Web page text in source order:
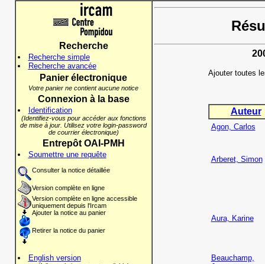
Recherche
Recherche simple
Recherche avancée
Panier électronique
Votre panier ne contient aucune notice
Connexion à la base
Identification
(Identifiez-vous pour accéder aux fonctions
de mise à jour. Utilisez votre login-password
de courrier électronique)
Entrepôt OAI-PMH
Soumettre une requête
Consulter la notice détaillée
Version complète en ligne
Version complète en ligne accessible
uniquement depuis l'Ircam
Ajouter la notice au panier
Retirer la notice du panier
English version
Ajouter toutes
Auteur
Agon, Carlos
Arberet, Simon
Aura, Karine
Beauchamp,